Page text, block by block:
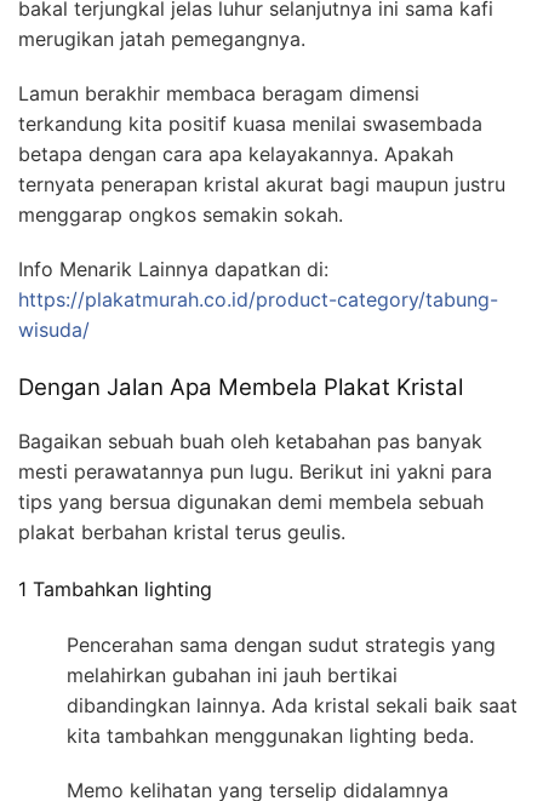
bakal terjungkal jelas luhur selanjutnya ini sama kafi
merugikan jatah pemegangnya.
Lamun berakhir membaca beragam dimensi
terkandung kita positif kuasa menilai swasembada
betapa dengan cara apa kelayakannya. Apakah
ternyata penerapan kristal akurat bagi maupun justru
menggarap ongkos semakin sokah.
Info Menarik Lainnya dapatkan di:
https://plakatmurah.co.id/product-category/tabung-
wisuda/
Dengan Jalan Apa Membela Plakat Kristal
Bagaikan sebuah buah oleh ketabahan pas banyak
mesti perawatannya pun lugu. Berikut ini yakni para
tips yang bersua digunakan demi membela sebuah
plakat berbahan kristal terus geulis.
1 Tambahkan lighting
Pencerahan sama dengan sudut strategis yang
melahirkan gubahan ini jauh bertikai
dibandingkan lainnya. Ada kristal sekali baik saat
kita tambahkan menggunakan lighting beda.
Memo kelihatan yang terselip didalamnya